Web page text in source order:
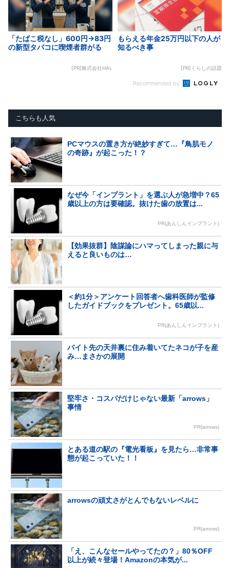
「たばこ税なし」600円→83円
の新型タバコに喫煙者群がる
[PR]株式会社HAL
もらえる年金25万円以下の人が
知るべき事
[PR]くらしの話題
Recommended by
こちらも人気
PCマウスの置き方が絶妙すぎて…『鳥肌モノ
の奇跡』が起こった！？
なぜ今「インプラント」を選ぶ人が急増中？65
歳以上の方は要確認。抜けた歯の放置は...
PR(あんしんインプラント)
【効果抜群】陰謀論にハマってしまった親に与
えると良いものは…
＜約1分＞アンケート回答者へ歯科医師が監修
したガイドブックをプレゼント。65歳以...
PR(あんしんインプラント)
バイト先の天井裏に住み着いてたネコが子を産
み…まさかの展開
堅牢さ・コスパだけじゃない最新「arrows」
事情
PR(arrows)
とある道の駅の『電光看板』を見たら…非常事
態が起こっていた！！
arrowsの頑丈さがとんでもないレベルに
PR(arrows)
「え、こんなセールやってたの？」80％OFF
以上が続々登場！Amazonの本気が...